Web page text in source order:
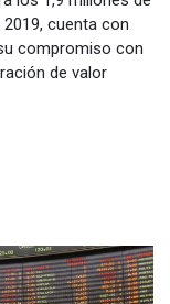
cuenta con
compromiso con
de valor